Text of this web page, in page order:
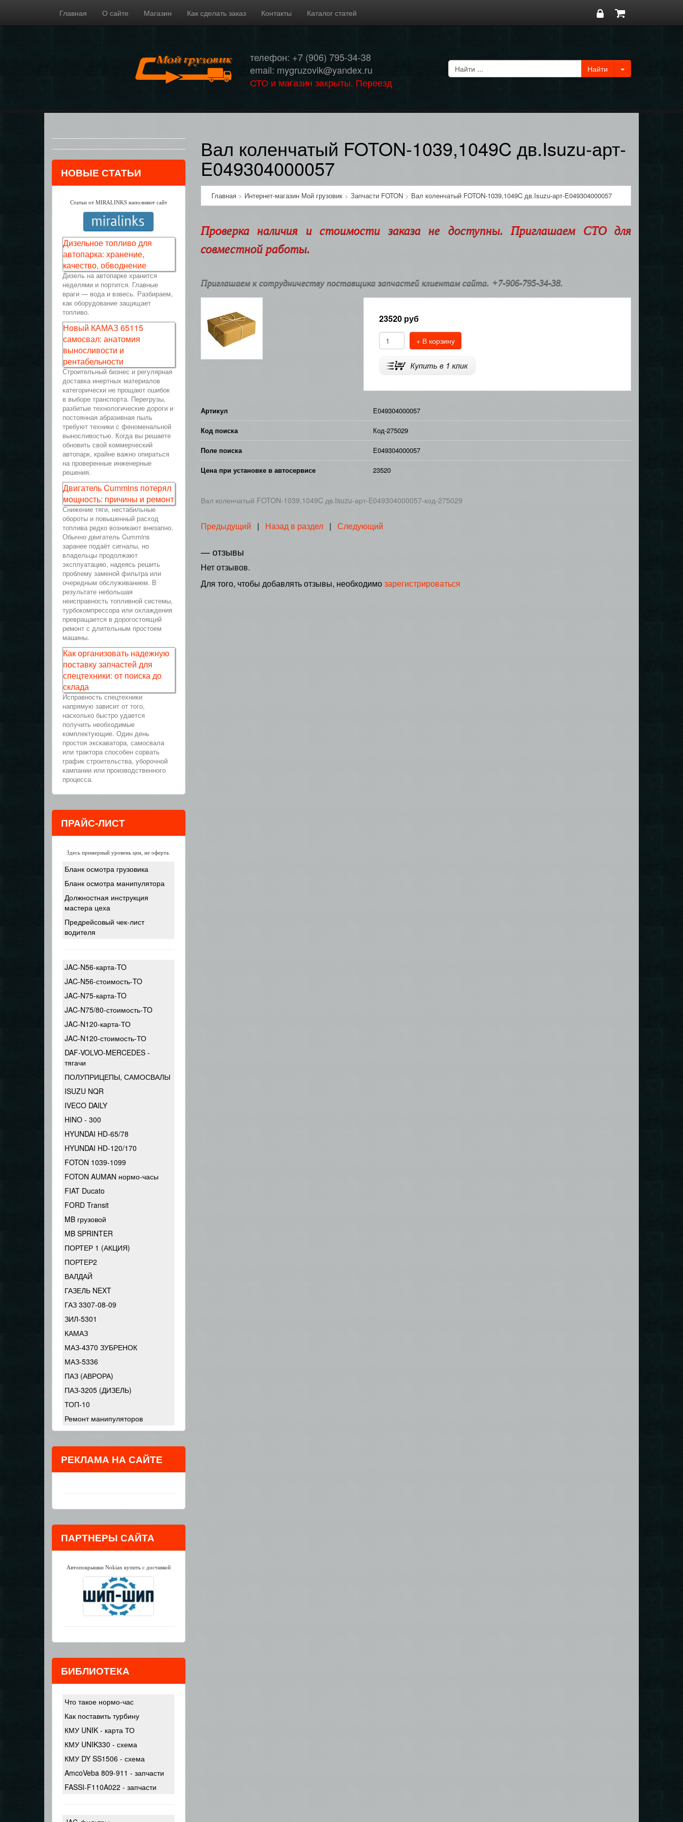
Главная О сайте Магазин Как сделать заказ Контакты Каталог статей
телефон: +7 (906) 795-34-38
email: mygruzovik@yandex.ru
СТО и магазин закрыты. Переезд
Вал коленчатый FOTON-1039,1049C дв.Isuzu-арт-
E049304000057
Главная> Интернет-магазин Мой грузовик> Запчасти FOTON> Вал коленчатый FOTON-1039,1049C дв.Isuzu-арт-E049304000057
Проверка наличия и стоимости заказа не доступны. Приглашаем СТО для
совместной работы.
Приглашаем к сотрудничеству поставщика запчастей клиентам сайта. +7-906-795-34-38.
23520руб
+ В корзину
Артикул E049304000057
Код поиска Код-275029
Поле поиска E049304000057
Цена при установке в автосервисе 23520
Вал коленчатый FOTON-1039,1049C дв.Isuzu-арт-E049304000057-код-275029
Предыдущий | Назад в раздел| Следующий
— отзывы
Нет отзывов.
Для того, чтобы добавлять отзывы, необходимозарегистрироваться
НОВЫЕ СТАТЬИ
Статьи от MIRALINKS наполняют сайт
Дизельное топливо для
автопарка: хранение,
качество, обводнение
Дизель на автопарке хранится
неделями и портится. Главные
враги — вода и взвесь. Разбираем,
как оборудование защищает
топливо.
Новый КАМАЗ 65115
самосвал: анатомия
выносливости и
рентабельности
Строительный бизнес и регулярная
доставка инертных материалов
категорически не прощают ошибок
в выборе транспорта. Перегрузы,
разбитые технологические дороги и
постоянная абразивная пыль
требуют техники с феноменальной
выносливостью. Когда вы решаете
обновить свой коммерческий
автопарк, крайне важно опираться
на проверенные инженерные
решения.
Двигатель Cummins потерял
мощность: причины и ремонт
Снижение тяги, нестабильные
обороты и повышенный расход
топлива редко возникают внезапно.
Обычно двигатель Cummins
заранее подаёт сигналы, но
владельцы продолжают
эксплуатацию, надеясь решить
проблему заменой фильтра или
очередным обслуживанием. В
результате небольшая
неисправность топливной системы,
турбокомпрессора или охлаждения
превращается в дорогостоящий
ремонт с длительным простоем
машины.
Как организовать надежную
поставку запчастей для
спецтехники: от поиска до
склада
Исправность спецтехники
напрямую зависит от того,
насколько быстро удается
получить необходимые
комплектующие. Один день
простоя экскаватора, самосвала
или трактора способен сорвать
график строительства, уборочной
кампании или производственного
процесса.
ПРАЙС-ЛИСТ
Здесь примерный уровень цен, не оферта.
Бланк осмотра грузовика
Бланк осмотра манипулятора
Должностная инструкция
мастера цеха
Предрейсовый чек-лист
водителя
JAC-N56-карта-TO
JAC-N56-стоимость-TO
JAC-N75-карта-TO
JAC-N75/80-стоимость-TO
JAC-N120-карта-ТО
JAC-N120-стоимость-ТО
DAF-VOLVO-MERCEDES -
тягачи
ПОЛУПРИЦЕПЫ, САМОСВАЛЫ
ISUZU NQR
IVECO DAILY
HINO - 300
HYUNDAI HD-65/78
HYUNDAI HD-120/170
FOTON 1039-1099
FOTON AUMAN нормо-часы
FIAT Ducato
FORD Transit
MB грузовой
MB SPRINTER
ПОРТЕР 1 (АКЦИЯ)
ПОРТЕР2
ВАЛДАЙ
ГАЗЕЛЬ NEXT
ГАЗ 3307-08-09
ЗИЛ-5301
КАМАЗ
МАЗ-4370 ЗУБРЕНОК
МАЗ-5336
ПАЗ (АВРОРА)
ПАЗ-3205 (ДИЗЕЛЬ)
ТОП-10
Ремонт манипуляторов
РЕКЛАМА НА САЙТЕ
ПАРТНЕРЫ САЙТА
Автопокрышки Nokian купить с доставкой
БИБЛИОТЕКА
Что такое нормо-час
Как поставить турбину
КМУ UNIK - карта ТО
КМУ UNIK330 - схема
КМУ DY SS1506 - схема
AmcoVeba 809-911 - запчасти
FASSI-F110A022 - запчасти